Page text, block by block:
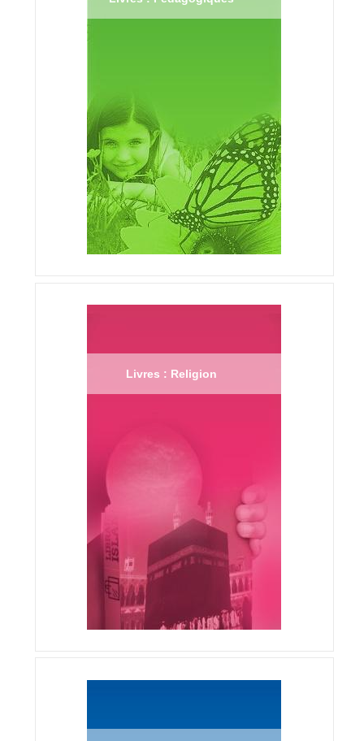
Livres : Religion